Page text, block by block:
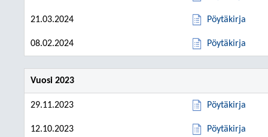
21.03.2024 Pöytäkirja
08.02.2024 Pöytäkirja
Vuosi 2023
29.11.2023 Pöytäkirja
12.10.2023 Pöytäkirja